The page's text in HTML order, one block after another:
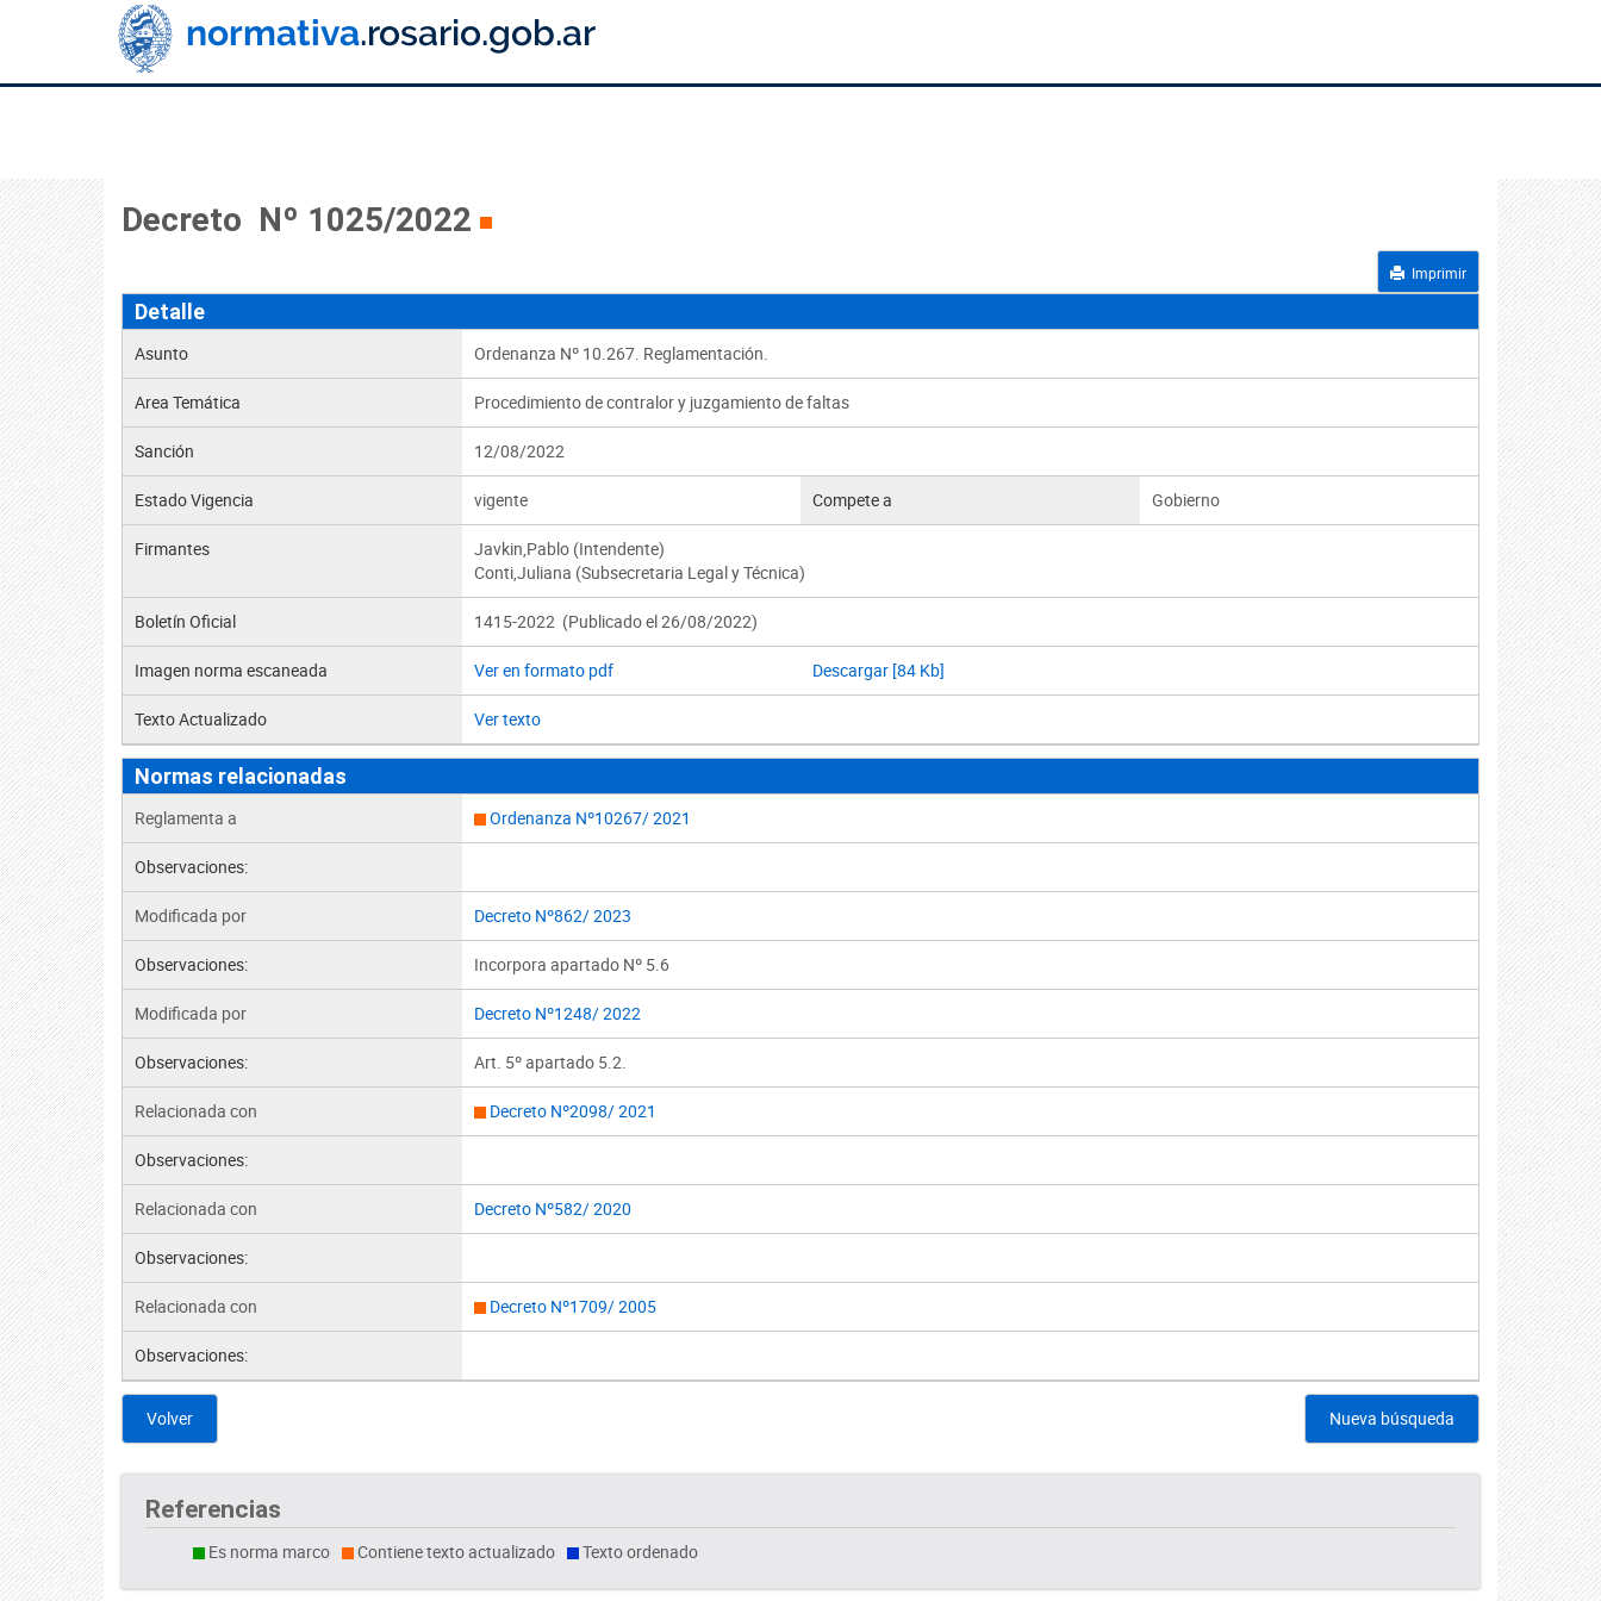
Decreto Nº 1025/2022
Imprimir
Detalle
Asunto Ordenanza Nº 10.267. Reglamentación.
Area Temática Procedimiento de contralor y juzgamiento de faltas
Sanción 12/08/2022
Estado Vigencia vigente Compete a Gobierno
Firmantes
Javkin,Pablo (Intendente)
Conti,Juliana (Subsecretaria Legal y Técnica)
Boletín Oficial 1415-2022 (Publicado el 26/08/2022)
Imagen norma escaneada Ver en formato pdf Descargar [84 Kb]
Texto Actualizado Ver texto
Normas relacionadas
Reglamenta a Ordenanza Nº10267/ 2021
Observaciones:
Modificada por Decreto Nº862/ 2023
Observaciones: Incorpora apartado Nº 5.6
Modificada por Decreto Nº1248/ 2022
Observaciones: Art. 5º apartado 5.2.
Relacionada con Decreto Nº2098/ 2021
Observaciones:
Relacionada con Decreto Nº582/ 2020
Observaciones:
Relacionada con Decreto Nº1709/ 2005
Observaciones:
Volver Nueva búsqueda
Referencias
Es norma marco Contiene texto actualizado Texto ordenado